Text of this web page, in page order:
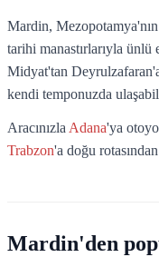
Mardin,
tarihi manastırlarıyla
Midyat'tan
kendi temponuzda
Aracınızla Adana'ya
Trabzon'a doğu
Mardin'den